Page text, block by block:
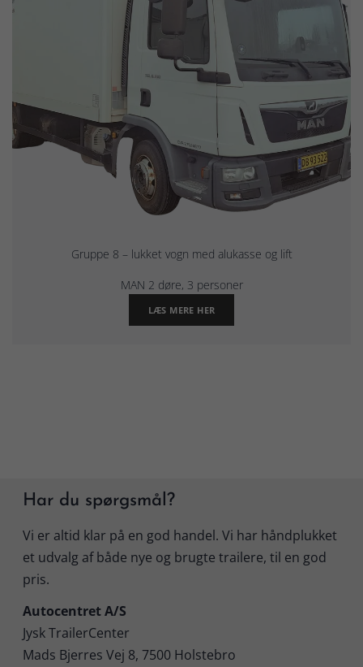
Gruppe 8 – lukket vogn med alukasse og lift
MAN 2 døre, 3 personer
LÆS MERE HER
Har du spørgsmål?
Vi er altid klar på en god handel. Vi har håndplukket
et udvalg af både nye og brugte trailere, til en god
pris.
Autocentret A/S
Jysk TrailerCenter
Mads Bjerres Vej 8, 7500 Holstebro